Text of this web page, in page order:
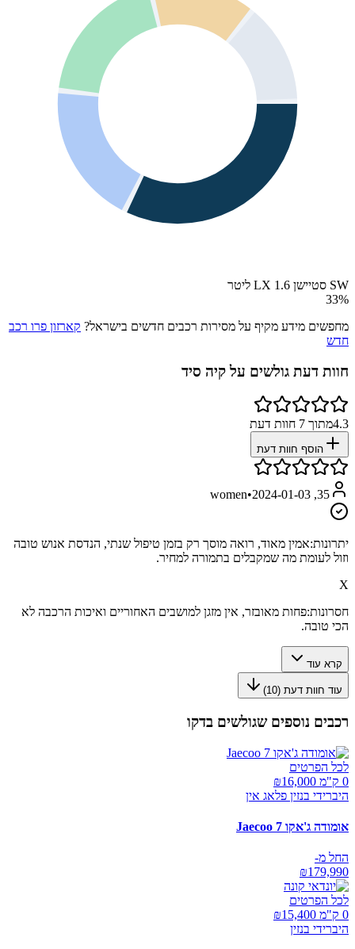
SW סטיישן LX 1.6 ליטר
33%
מחפשים מידע מקיף על מסירות רכבים חדשים בישראל? קארזון פרו רכב
חדש
חוות דעת גולשים עלקיה סיד
4.3מתוך 7 חוות דעת
הוסף חוות דעת
35, women
•2024-01-03
יתרונות:אמין מאוד, רואה מוסך רק בזמן טיפול שנתי, הנדסת אנוש טובה
וזול לעומת מה שמקבלים בתמורה למחיר.
X
חסרונות:פחות מאובזר, אין מזגן למושבים האחוריים ואיכות הרכבה לא
הכי טובה.
קרא עוד
עוד חוות דעת (10
)
רכבים נוספים שגולשים בדקו
לכל הפרטים
0 ק"מ ₪
16,000
היברידי בנזין פלאג אין
אומודה ג'אקו Jaecoo 7
החל מ-
₪179,990
לכל הפרטים
0 ק"מ ₪
15,400
היברידי בנזין